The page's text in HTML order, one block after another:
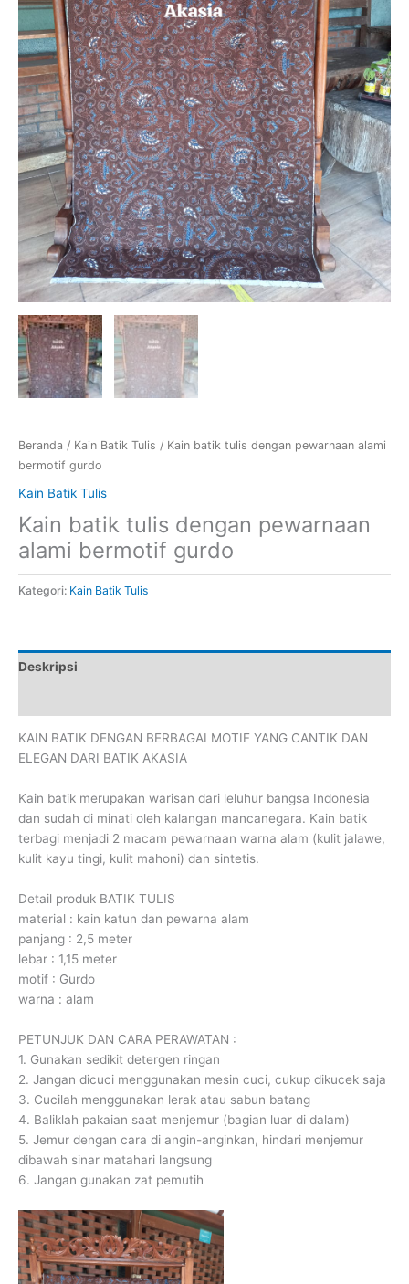
Beranda / Kain Batik Tulis / Kain batik tulis dengan pewarnaan alami
bermotif gurdo
Kain Batik Tulis
Kain batik tulis dengan pewarnaan
alami bermotif gurdo
Kategori: Kain Batik Tulis
Deskripsi
KAIN BATIK DENGAN BERBAGAI MOTIF YANG CANTIK DAN
ELEGAN DARI BATIK AKASIA
Kain batik merupakan warisan dari leluhur bangsa Indonesia
dan sudah di minati oleh kalangan mancanegara. Kain batik
terbagi menjadi 2 macam pewarnaan warna alam (kulit jalawe,
kulit kayu tingi, kulit mahoni) dan sintetis.
Detail produk BATIK TULIS
material : kain katun dan pewarna alam
panjang : 2,5 meter
lebar : 1,15 meter
motif : Gurdo
warna : alam
PETUNJUK DAN CARA PERAWATAN :
1. Gunakan sedikit detergen ringan
2. Jangan dicuci menggunakan mesin cuci, cukup dikucek saja
3. Cucilah menggunakan lerak atau sabun batang
4. Baliklah pakaian saat menjemur (bagian luar di dalam)
5. Jemur dengan cara di angin-anginkan, hindari menjemur
dibawah sinar matahari langsung
6. Jangan gunakan zat pemutih